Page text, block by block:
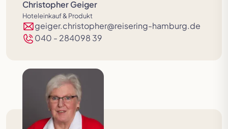
Christopher Geiger
Hoteleinkauf & Produkt
geiger.christopher@reisering-hamburg.de
040 - 284098 39